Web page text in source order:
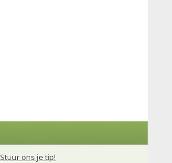
Stuur ons je tip!